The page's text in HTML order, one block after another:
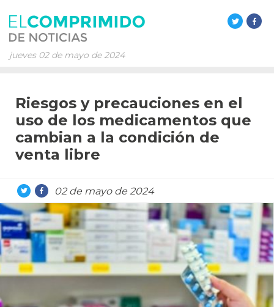
jueves 02 de mayo de 2024
Riesgos y precauciones en el
uso de los medicamentos que
cambian a la condición de
venta libre
02 de mayo de 2024